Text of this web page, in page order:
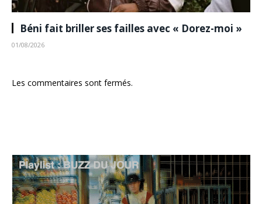
Béni fait briller ses failles avec « Dorez-moi »
01/08/2026
Les commentaires sont fermés.